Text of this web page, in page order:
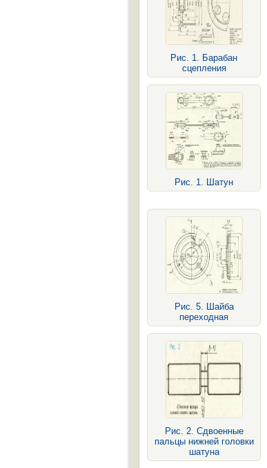
Рис. 1. Барабан
сцепления
Рис. 1. Шатун
Рис. 5. Шайба
переходная
Рис. 2. Сдвоенные
пальцы нижней головки
шатуна